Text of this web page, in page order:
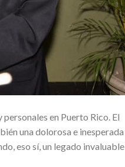
en Puerto Rico. El
una dolorosa e inesperada
eso sí, un legado invaluable